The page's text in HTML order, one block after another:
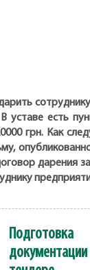
есть
грн. Как
дарения